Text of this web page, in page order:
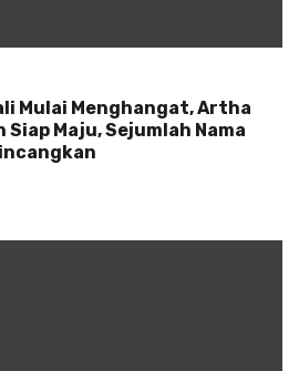
Mulai Menghangat, Artha
Maju, Sejumlah Nama